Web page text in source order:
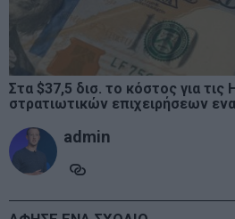
Στα $37,5 δισ. το κόστος για
στρατιωτικών επιχειρήσεων
admin